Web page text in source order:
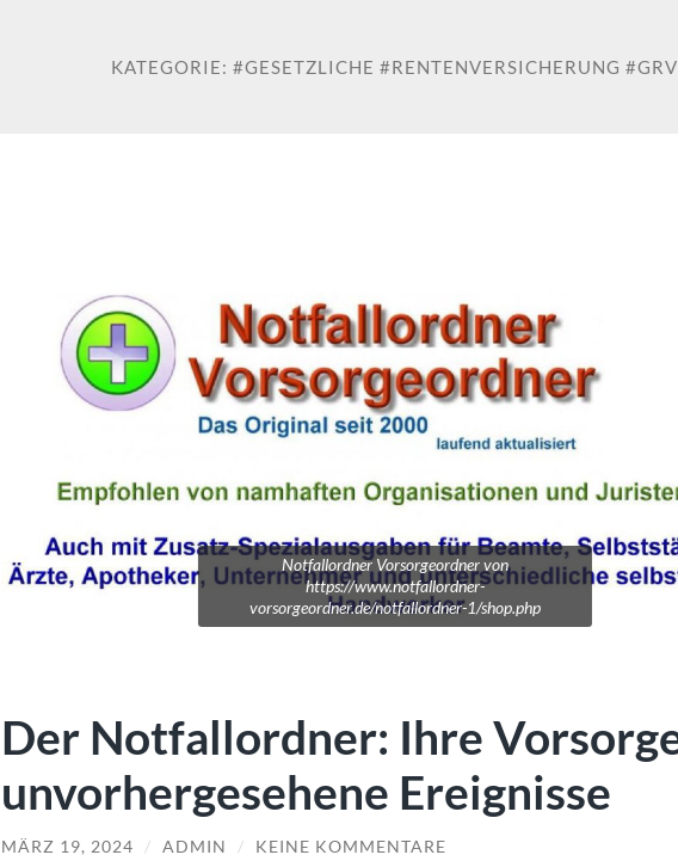
KATEGORIE:#GESETZLICHE #RENTENVERSICHERUNG #GRV
Notfallordner Vorsorgeordner von
https://www.notfallordner-
vorsorgeordner.de/notfallordner-1/shop.php
Der Notfallordner: Ihre
unvorhergesehene Ereignisse
MÄRZ 19, 2024 / ADMIN / KEINE KOMMENTARE